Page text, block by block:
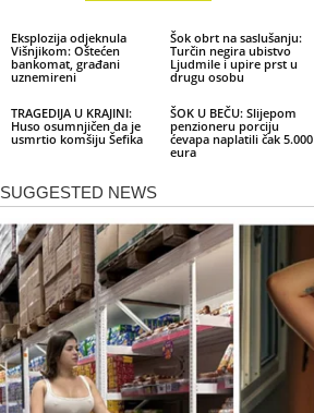
Eksplozija odjeknula
Višnjikom: Oštećen
bankomat, građani
uznemireni
Šok obrt na saslušanju:
Turčin negira ubistvo
Ljudmile i upire prst u
drugu osobu
TRAGEDIJA U KRAJINI:
Huso osumnjičen da je
usmrtio komšiju Šefika
ŠOK U BEČU: Slijepom
penzioneru porciju
ćevapa naplatili čak 5.000
eura